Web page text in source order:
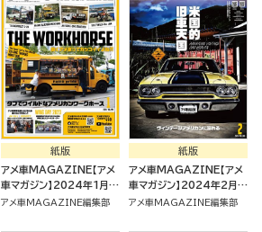
紙版
アメ車MAGAZINE【アメ
車マガジン】2024年1月号
[雑誌]
アメ車MAGAZINE編集部
紙版
アメ車MAGAZINE【アメ
車マガジン】2024年2月号
[雑誌]
アメ車MAGAZINE編集部